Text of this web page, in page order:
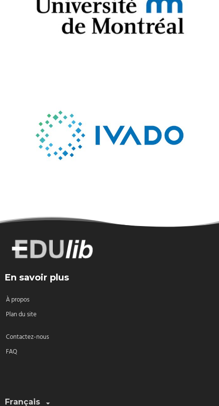
Français
En savoir plus
À propos
Plan du site
Contactez-nous
FAQ